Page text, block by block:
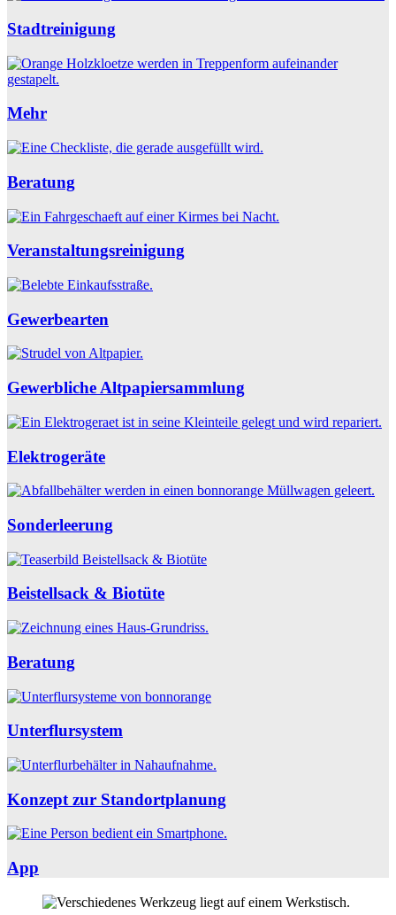
Stadtreinigung
Mehr
Beratung
Veranstaltungsreinigung
Gewerbearten
Gewerbliche Altpapiersammlung
Elektrogeräte
Sonderleerung
Beistellsack & Biotüte
Beratung
Unterflursystem
Konzept zur Standortplanung
App